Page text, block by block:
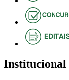
Institucional